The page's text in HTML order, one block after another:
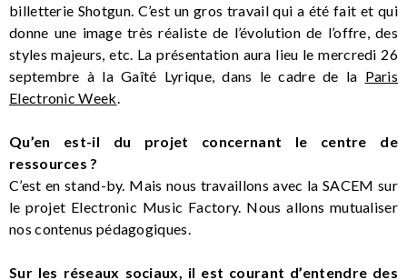
billetterie Shotgun. C’est un gros travail qui a été fait et qui
donne une image très réaliste de l’évolution de l’offre, des
styles majeurs, etc. La présentation aura lieu le mercredi 26
septembre à la Gaîté Lyrique, dans le cadre de la Paris
Electronic Week.
Qu’en est-il du projet concernant le centre de
ressources ?
C’est en stand-by. Mais nous travaillons avec la SACEM sur
le projet Electronic Music Factory. Nous allons mutualiser
nos contenus pédagogiques.
Sur les réseaux sociaux, il est courant d’entendre des